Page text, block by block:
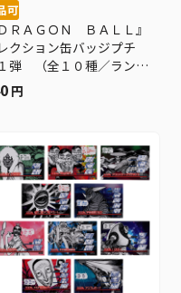
可
ＤＲＡＧＯＮ ＢＡＬＬ』
クション缶バッジプチ
弾 （全１０種／ランダ
種入り） ＢＦ２
円